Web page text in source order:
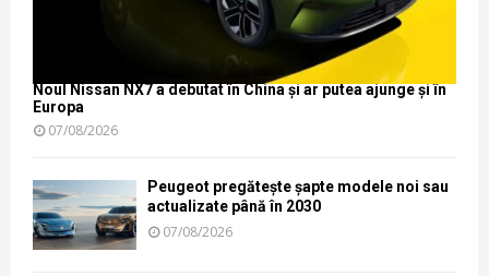
Noul Nissan NX7 a debutat în China și ar putea ajunge și în
Europa
07/08/2026
Peugeot pregătește șapte modele noi sau
actualizate până în 2030
07/08/2026